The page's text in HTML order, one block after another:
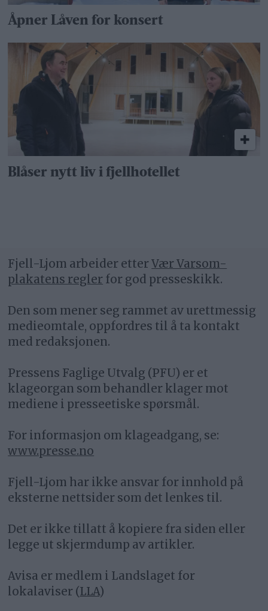
Åpner Låven for konsert
Blåser nytt liv i fjellhotellet
Fjell-Ljom arbeider etterVær Varsom-
plakatens regler for god presseskikk.
Den som mener seg rammet av urettmessig
medieomtale, oppfordres til å ta kontakt
med redaksjonen.
Pressens Faglige Utvalg (PFU) er et
klageorgan som behandler klager mot
mediene i presseetiske spørsmål.
For informasjon om klageadgang, se:
www.presse.no
Fjell-Ljom har ikke ansvar for innhold på
eksterne nettsider som det lenkes til.
Det er ikke tillatt å kopiere fra siden eller
legge ut skjermdump av artikler.
Avisa er medlem i Landslaget for
lokalaviser (LLA)